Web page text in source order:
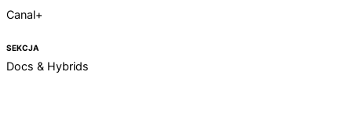
Canal+
SEKCJA
Docs & Hybrids